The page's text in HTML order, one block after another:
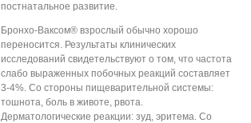
постнатальное развитие.
Бронхо-Ваксом® взрослый обычно хорошо
переносится. Результаты клинических
исследований свидетельствуют о том, что частота
слабо выраженных побочных реакций составляет
3-4%. Со стороны пищеварительной системы:
тошнота, боль в животе, рвота.
Дерматологические реакции: зуд, эритема. Со